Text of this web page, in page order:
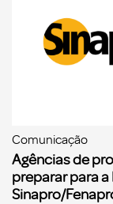
Comunicação
Agências de
preparar para
Sinapro/